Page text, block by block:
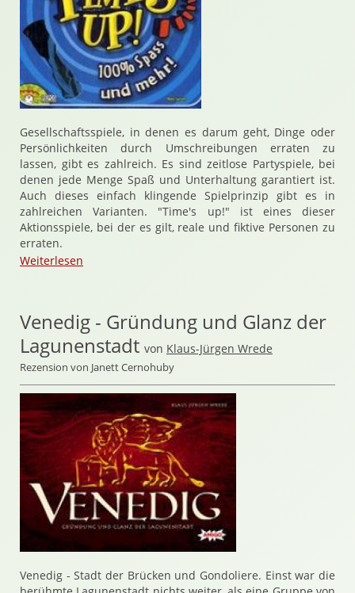
Gesellschaftsspiele, in denen es darum geht, Dinge oder
Persönlichkeiten durch Umschreibungen erraten zu
lassen, gibt es zahlreich. Es sind zeitlose Partyspiele, bei
denen jede Menge Spaß und Unterhaltung garantiert ist.
Auch dieses einfach klingende Spielprinzip gibt es in
zahlreichen Varianten. "Time's up!" ist eines dieser
Aktionsspiele, bei der es gilt, reale und fiktive Personen zu
erraten.
Weiterlesen
Venedig - Gründung und Glanz der
Lagunenstadt von Klaus-Jürgen Wrede
Rezension von Janett Cernohuby
Venedig - Stadt der Brücken und Gondoliere. Einst war die